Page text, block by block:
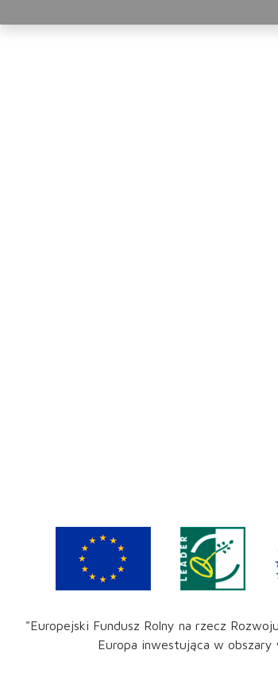
"Europejski Fundusz Rolny na rzecz
Europa inwestująca w obszary